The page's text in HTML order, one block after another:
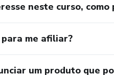
neste curso, como
para me afiliar?
um produto que